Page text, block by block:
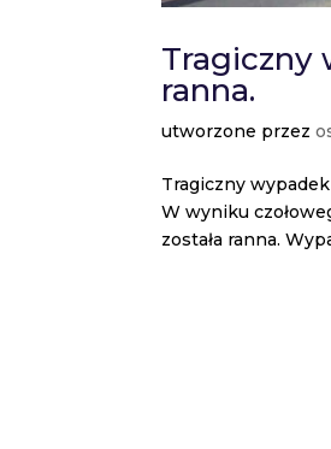
Tragiczny
ranna.
utworzone przez
Tragiczny
W wyniku
została ranna.